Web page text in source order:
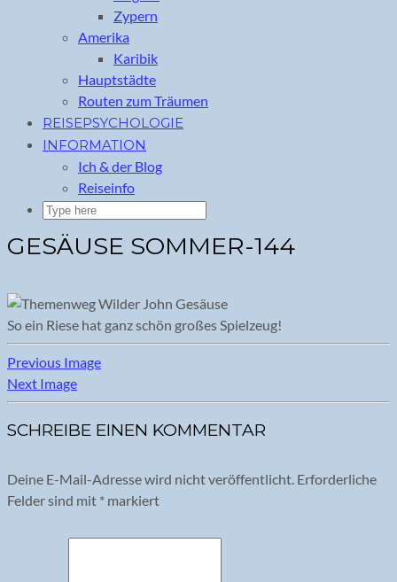
Zypern
Amerika
Karibik
Hauptstädte
Routen zum Träumen
REISEPSYCHOLOGIE
INFORMATION
Ich & der Blog
Reiseinfo
GESÄUSE SOMMER-144
So ein Riese hat ganz schön großes Spielzeug!
Previous Image
Next Image
SCHREIBE EINEN KOMMENTAR
Deine E-Mail-Adresse wird nicht veröffentlicht. Erforderliche
Felder sind mit * markiert